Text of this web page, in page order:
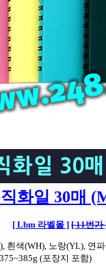
화일 30매
[ Lbm 라벨몰 ] [ 11번가
색(WH), 노랑(YL), 연
(포장지 포함)